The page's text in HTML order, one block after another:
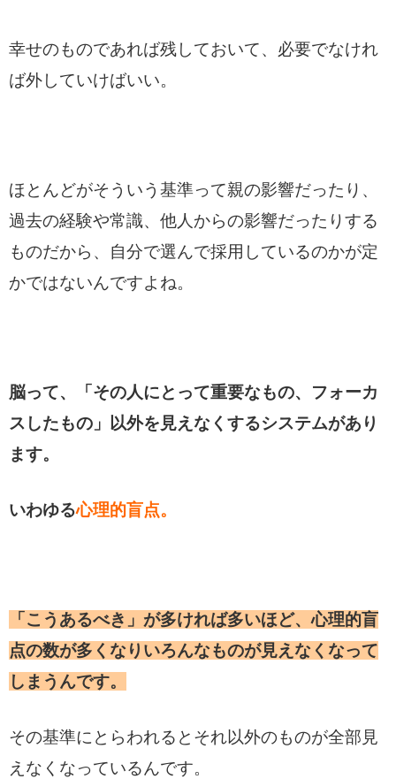
幸せのものであれば残しておいて、必要でなけれ
ば外していけばいい。
ほとんどがそういう基準って親の影響だったり、
過去の経験や常識、他人からの影響だったりする
ものだから、自分で選んで採用しているのかが定
かではないんですよね。
脳って、「その人にとって重要なもの、フォーカ
スしたもの」以外を見えなくするシステムがあり
ます。
いわゆる心理的盲点。
「こうあるべき」が多ければ多いほど、心理的盲
点の数が多くなりいろんなものが見えなくなって
しまうんです。
その基準にとらわれるとそれ以外のものが全部見
えなくなっているんです。